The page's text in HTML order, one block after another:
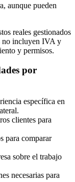
aunque pueden
reales gestionados
no incluyen IVA y
y permisos.
por
específica en
clientes para
para comparar
sobre el trabajo
necesarias para